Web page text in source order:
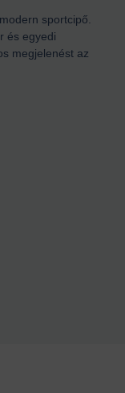
sportcipő.
és egyedi
megjelenést az